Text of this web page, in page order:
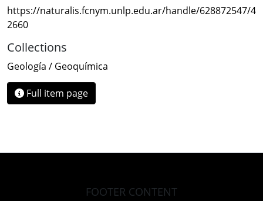
https://naturalis.fcnym.unlp.edu.ar/handle/628872547/4
2660
Collections
Geología / Geoquímica
Full item page
FOOTER CONTENT